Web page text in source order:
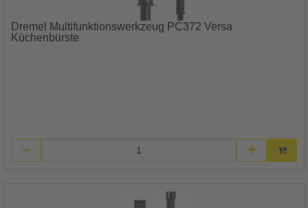
Dremel Multifunktionswerkzeug PC372 Versa
Küchenbürste